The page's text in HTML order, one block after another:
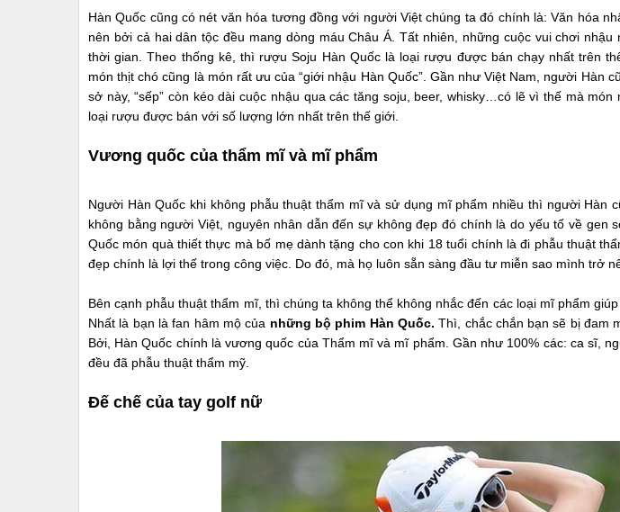
Hàn Quốc cũng có nét văn hóa tương đồng với người Việt chúng ta đó chính là: Văn hóa
nên bởi cả hai dân tộc đều mang dòng máu Châu Á. Tất nhiên, những cuộc vui chơi
thời gian. Theo thống kê, thì rượu Soju Hàn Quốc là loại rượu được bán chạy nhất trên
món thịt chó cũng là món rất ưu của “giới nhậu Hàn Quốc”. Gần như Việt Nam, người Hàn
sở này, “sếp” còn kéo dài cuộc nhậu qua các tăng soju, beer, whisky…có lẽ vì thế mà
loại rượu được bán với số lượng lớn nhất trên thế giới.
Vương quốc của thẩm mĩ và mĩ phẩm
Người Hàn Quốc khi không phẫu thuật thẩm mĩ và sử dụng mĩ phẩm nhiều thì người Hàn
không bằng người Việt, nguyên nhân dẫn đến sự không đẹp đó chính là do yếu tố về gen
Quốc món quà thiết thực mà bố mẹ dành tặng cho con khi 18 tuổi chính là đi phẫu thuật
đẹp chính là lợi thế trong công việc. Do đó, mà họ luôn sẵn sàng đầu tư miễn sao mình trở
Bên cạnh phẫu thuật thẩm mĩ, thì chúng ta không thể không nhắc đến các loại mĩ phẩm
Nhất là bạn là fan hâm mộ của những bộ phim Hàn Quốc. Thì, chắc chắn bạn sẽ bị đam
Bởi, Hàn Quốc chính là vương quốc của Thẩm mĩ và mĩ phẩm. Gần như 100% các: ca sĩ,
đều đã phẫu thuật thẩm mỹ.
Đế chế của tay golf nữ